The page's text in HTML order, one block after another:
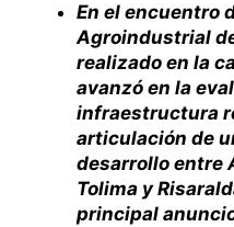
En el encuentro
Agroindustrial
realizado en la
avanzó en la
infraestructura
articulación de
desarrollo entre
Tolima y
principal